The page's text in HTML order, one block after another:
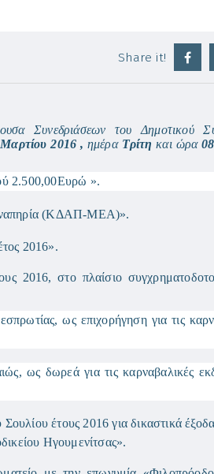
Share it!
Συνεδριάσεων του Δημοτικού
2016 , ημέρα Τρίτηκαι ώρα
2.500,00Ευρώ ».
(ΚΔΑΠ-ΜΕΑ)».
2016».
2016, στο πλαίσιο
ως επιχορήγηση για τις
ως δωρεά για τις καρναβαλικές
έτους 2016 για δικαστικά έξοδα
Ηγουμενίτσας».